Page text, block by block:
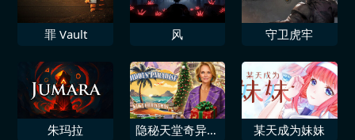
罪 Vault 风 守卫虎牢
朱玛拉
隐秘天堂奇异果
某天成为妹妹